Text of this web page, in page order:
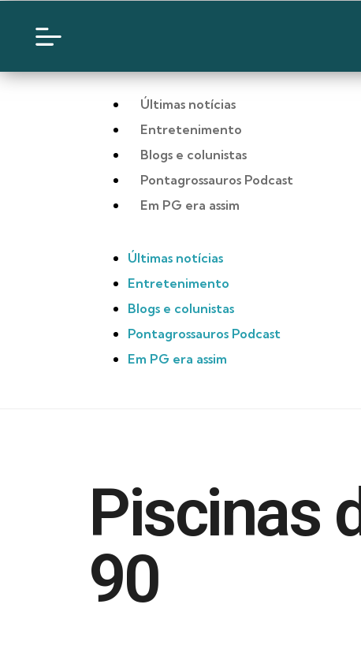
Últimas notícias
Entretenimento
Blogs e colunistas
Pontagrossauros Podcast
Em PG era assim
Últimas notícias
Entretenimento
Blogs e colunistas
Pontagrossauros Podcast
Em PG era assim
Piscinas
90